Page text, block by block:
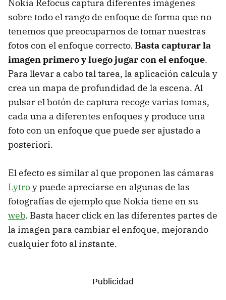
Nokia Refocus captura diferentes imágenes
sobre todo el rango de enfoque de forma que no
tenemos que preocuparnos de tomar nuestras
fotos con el enfoque correcto. Basta capturar la
imagen primero y luego jugar con el enfoque.
Para llevar a cabo tal tarea, la aplicación calcula y
crea un mapa de profundidad de la escena. Al
pulsar el botón de captura recoge varias tomas,
cada una a diferentes enfoques y produce una
foto con un enfoque que puede ser ajustado a
posteriori.
El efecto es similar al que proponen las cámaras
Lytroy puede apreciarse en algunas de las
fotografías de ejemplo que Nokia tiene en su
web. Basta hacer click en las diferentes partes de
la imagen para cambiar el enfoque, mejorando
cualquier foto al instante.